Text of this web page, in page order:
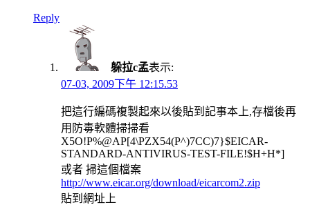
Reply
躲拉c孟表示:
07-03, 2009下午 12:15.53
把這行編碼複製起來以後貼到記事本上,存檔後再
用防毒軟體掃掃看
X5O!P%@AP[4\PZX54(P^)7CC)7}$EICAR-
STANDARD-ANTIVIRUS-TEST-FILE!$H+H*]
或者 掃這個檔案
http://www.eicar.org/download/eicarcom2.zip
貼到網址上